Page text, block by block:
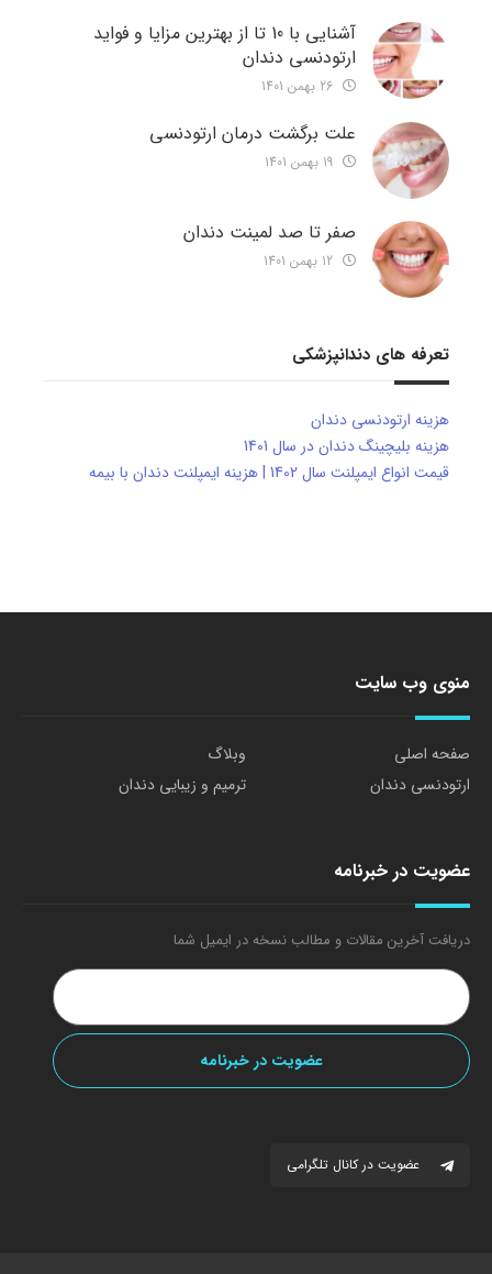
آشنایی با 10 تا از بهترین مزایا و فواید
ارتودنسی دندان
علت برگشت درمان ارتودنسی
صفر تا صد لمینت دندان
تعرفه های دندانپزشکی
هزینه ارتودنسی دندان
هزینه بلیچینگ دندان در سال 1401
قیمت انواع ایمپلنت سال 1402 | هزینه ایمپلنت دندان با بیمه
منوی وب سایت
صفحه اصلی
وبلاگ
ارتودنسی دندان
ترمیم و زیبایی دندان
عضویت در خبرنامه
دریافت آخرین مقالات و مطالب نسخه در ایمیل شما
عضویت در کانال تلگرامی